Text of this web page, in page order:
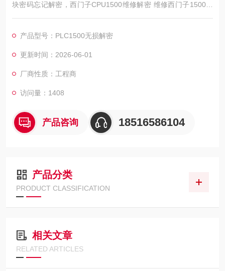
块密码忘记解密，西门子CPU1500维修解密 维修西门子1500系
列CPU，西门子PLC1511维修解密，西门子PLC1512维修解密，
LC1516维修解密，西门子PLC1517维修解密，西门子PLC1518
解密维修如上电所有指示灯不亮，全亮，开机无显示，不通讯，
产品型号：PLC1500无损解密
更新时间：2026-06-01
厂商性质：工程商
访问量：1408
产品咨询 18516586104
产品分类
PRODUCT CLASSIFICATION
相关文章
RELATED ARTICLES